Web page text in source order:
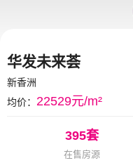
华发未来荟
新香洲
均价： 22529元/m²
395套
在售房源